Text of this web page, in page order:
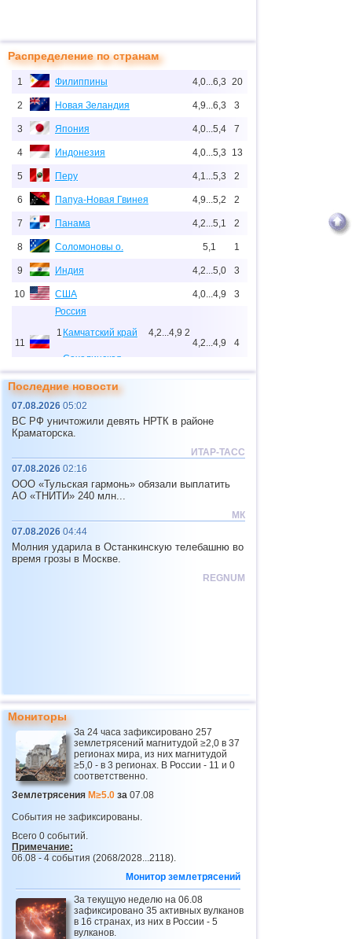
Распределение по странам
1 Филиппины 4,0...6,3 20
2 Новая Зеландия 4,9...6,3 3
3 Япония 4,0...5,4 7
4 Индонезия 4,0...5,3 13
5 Перу 4,1...5,3 2
6 Папуа-Новая Гвинея 4,9...5,2 2
7 Панама 4,2...5,1 2
8 Соломоновы о. 5,1 1
9 Индия 4,2...5,0 3
10 США 4,0...4,9 3
11
Россия
1 Камчатский край 4,2...4,9 2
Сахалинская
область
4,2...4,9 4
12 Тонга
13
14 Мексика
15 Гондурас
16 Китай 4,0...4,3
2
18 Колумбия
19 Индийский океан (юг)
4,2 1
Последние новости
07.08.2026 05:02
ВС РФ уничтожили девять НРТК в районе
Краматорска.
ИТАР-ТАСС
07.08.2026 02:16
ООО «Тульская гармонь» обязали выплатить
АО «ТНИТИ» 240 млн...
МК
07.08.2026 04:44
Молния ударила в Останкинскую телебашню во
время грозы в Москве.
REGNUM
Мониторы
За 24 часа зафиксировано 257
землетрясений магнитудой ≥2,0 в 37
регионах мира, из них магнитудой
≥5,0 - в 3 регионах. В России - 11 и 0
соответственно.
Землетрясения M≥5.0 за 07.08
События не зафиксированы.
Всего 0 событий.
Примечание:
06.08 - 4 события (2068/2028...2118).
Монитор землетрясений
За текущую неделю на 06.08
зафиксировано 35 активных вулканов
в 16 странах, из них в России - 5
вулканов.